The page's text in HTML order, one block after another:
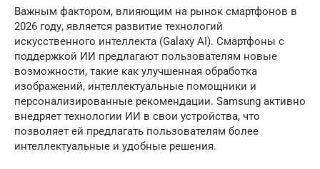
Важным фактором, влияющим на рынок смартфонов в
2026 году, является развитие технологий
искусственного интеллекта (Galaxy AI). Смартфоны с
поддержкой ИИ предлагают пользователям новые
возможности, такие как улучшенная обработка
изображений, интеллектуальные помощники и
персонализированные рекомендации. Samsung активно
внедряет технологии ИИ в свои устройства, что
позволяет ей предлагать пользователям более
интеллектуальные и удобные решения.